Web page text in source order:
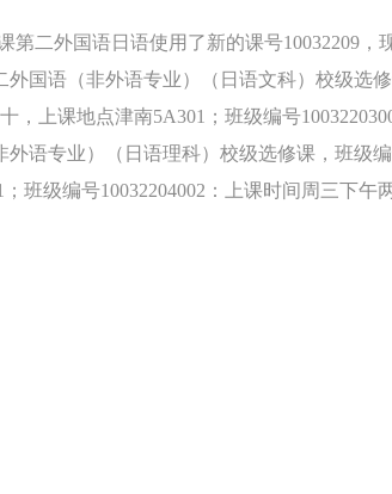
第二外国语日语使用了新的课号10032209，
国语（非外语专业）（日语文科）校级选
，上课地点津南5A301 ；班级编号
外语专业）（日语理科）校级选修课，班级
；班级编号10032204002 ：上课时间周三下午